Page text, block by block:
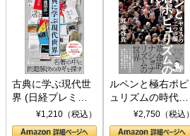
古典に学ぶ現代世
界 (日経プレミア
シリーズ)¥1,210（税込）
ルペンと極右ポピ
ュリズムの時代：
〈ヤヌス〉の二つ
の顔
¥2,750（税込）